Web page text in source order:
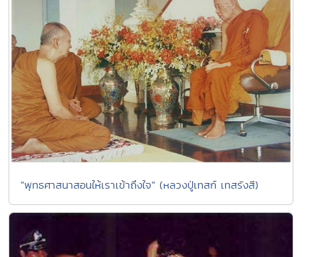
"พุทธศาสนาสอนให้เราเข้าถึงใจ" (หลวงปู่เทสก์ เทสรังสี)